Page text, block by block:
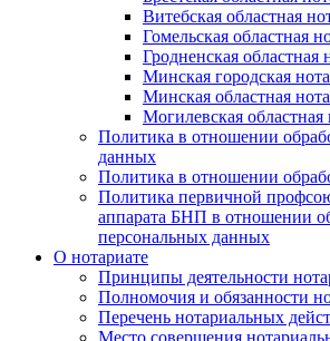
Витебская областная
Гомельская областная
Гродненская областная
Минская городская
Минская областная
Могилевская областная
Политика в отношении
данных
Политика в отношении
Политика первичной
аппарата БНП в отношении
персональных данных
О нотариате
Принципы деятельности
Полномочия и обязанности
Перечень нотариальных